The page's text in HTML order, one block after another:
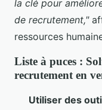
la clé pour
de recrutement,"
ressources
Liste à puces :
recrutement en
Utiliser des